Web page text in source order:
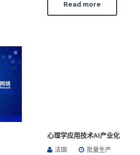
Read more
心理学应用技术AI产业化
法国
批量生产